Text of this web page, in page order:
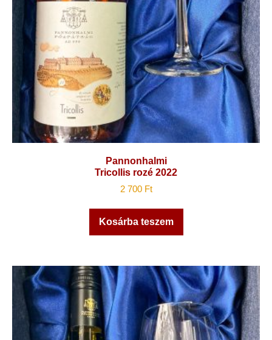
Pannonhalmi
Tricollis rozé 2022
2 700 Ft
Kosárba teszem